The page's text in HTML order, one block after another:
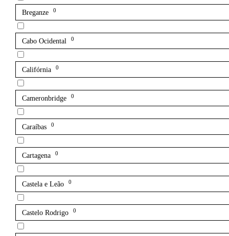
Breganze 0
Cabo Ocidental 0
Califórnia 0
Cameronbridge 0
Caraíbas 0
Cartagena 0
Castela e Leão 0
Castelo Rodrigo 0